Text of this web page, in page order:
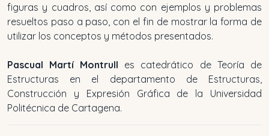
figuras y cuadros, así como con ejemplos y problemas
resueltos paso a paso, con el fin de mostrar la forma de
utilizar los conceptos y métodos presentados.
Pascual Martí Montrull es catedrático de Teoría de
Estructuras en el departamento de Estructuras,
Construcción y Expresión Gráfica de la Universidad
Politécnica de Cartagena.